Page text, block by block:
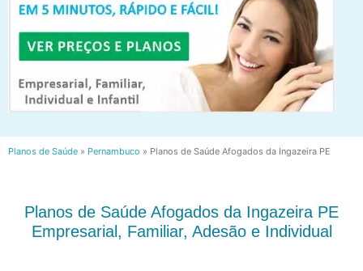
Planos de Saúde » Pernambuco » Planos de Saúde Afogados da Ingazeira PE
Planos de Saúde Afogados da Ingazeira PE
Empresarial, Familiar, Adesão e Individual